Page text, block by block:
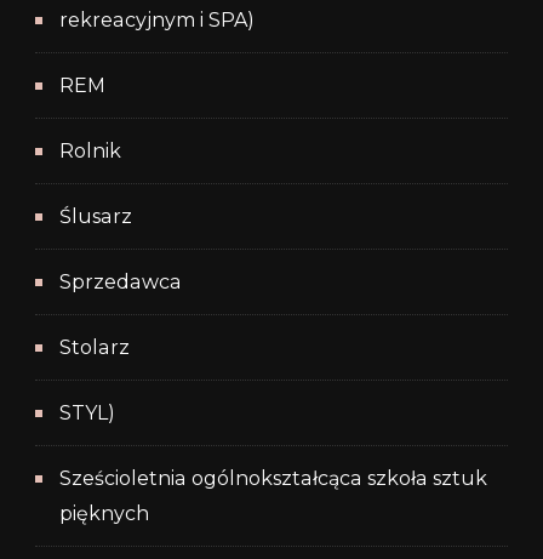
rekreacyjnym i SPA)
REM
Rolnik
Ślusarz
Sprzedawca
Stolarz
STYL)
Sześcioletnia ogólnokształcąca szkoła sztuk
pięknych